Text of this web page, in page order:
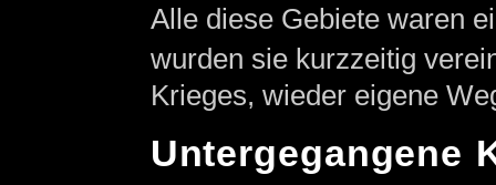
Alle diese Gebiete waren
wurden sie kurzzeitig
Krieges, wieder eigene
Untergegangene